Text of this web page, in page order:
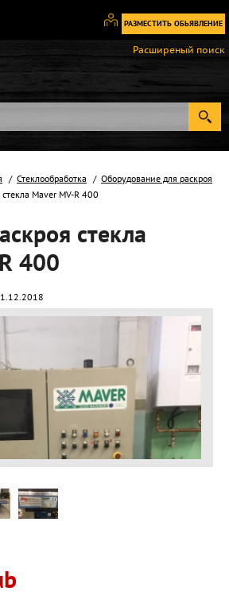
РАЗМЕСТИТЬ ОБЬЯВЛЕНИЕ
Вход
Регистрация
Расширеный поиск
Стеклообработка
Оборудование для раскроя
Maver MV-R 400
стекла
400